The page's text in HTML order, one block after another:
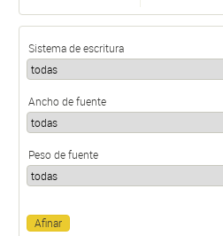
Sistema de escritura
Ancho de fuente
Peso de fuente